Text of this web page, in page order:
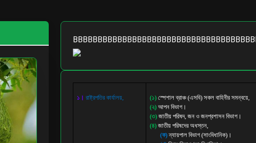
১। রাষ্ট্রপতির কার্যালয়, (১) স্পেশাল ব্রাঞ্চ (এসবি) সকল বাহিনীর সমন্বয়ে,
(২) আপন বিভাগ।
(৩) জাতীয় পরিষদ, জন ও জনপ্রশাসন বিভাগ।
(৪) জাতীয় পরিষদের অধস্তন,
(ক) ন্যায়পাল বিভাগ (সাংবিধানিক) ।